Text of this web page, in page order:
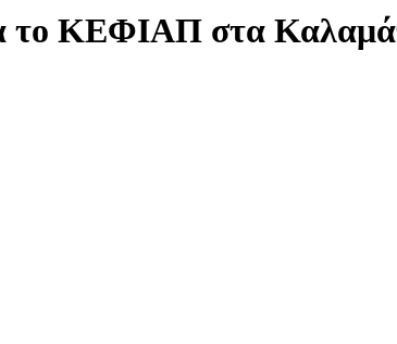
το ΚΕΦΙΑΠ στα